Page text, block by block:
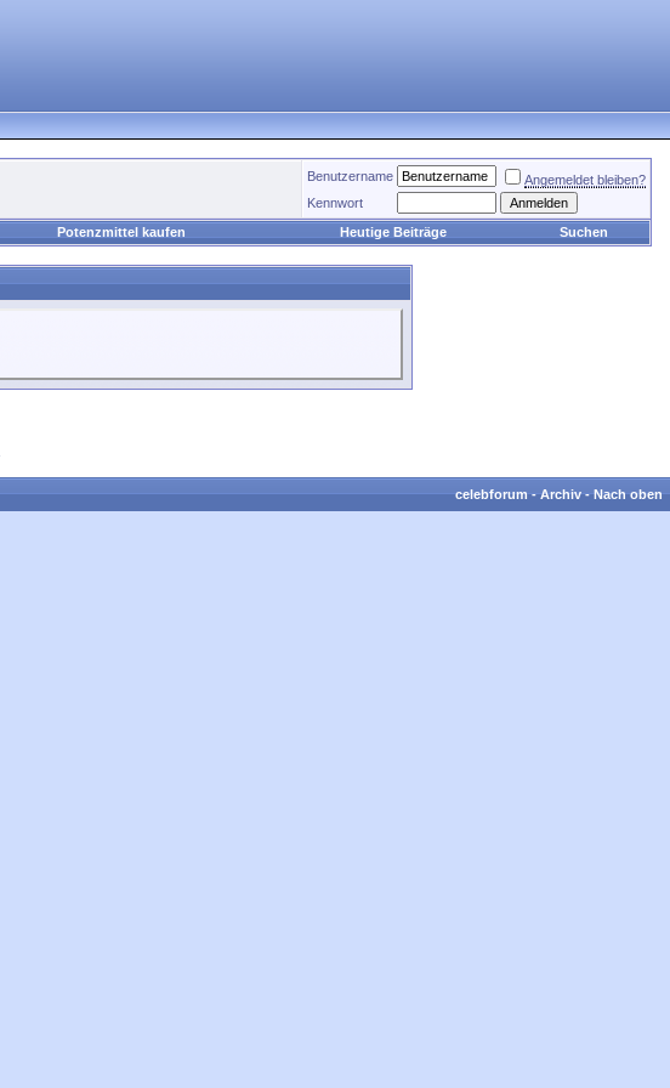
Benutzername
Angemeldet bleiben?
Kennwort
Potenzmittel kaufen Heutige Beiträge Suchen
celebforum-Archiv-Nach oben